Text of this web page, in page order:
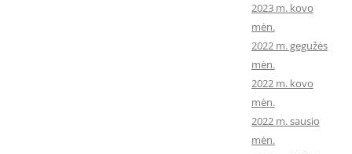
2023 m. kovo
mėn.
2022 m. gegužės
mėn.
2022 m. kovo
mėn.
2022 m. sausio
mėn.